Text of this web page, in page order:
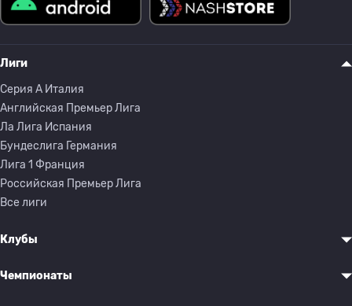
Лиги
Серия A Италия
Английская Премьер Лига
Ла Лига Испания
Бундеслига Германия
Лига 1 Франция
Российская Премьер Лига
Все лиги
Клубы
Чемпионаты